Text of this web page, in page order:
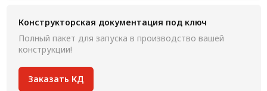
Конструкторская документация под ключ
Полный пакет для запуска в производство вашей
конструкции!
Заказать КД